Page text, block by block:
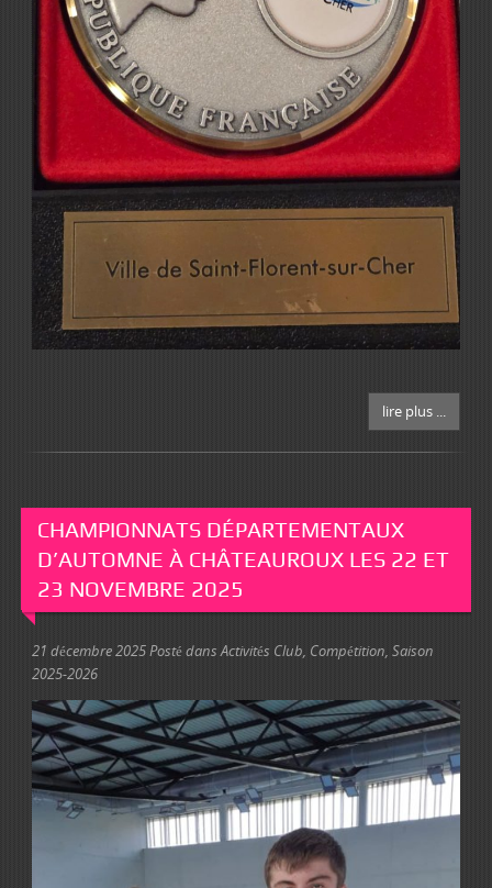
lire plus ...
CHAMPIONNATS DÉPARTEMENTAUX
D’AUTOMNE À CHÂTEAUROUX LES 22 ET
23 NOVEMBRE 2025
21 décembre 2025Posté dansActivités Club, Compétition, Saison
2025-2026